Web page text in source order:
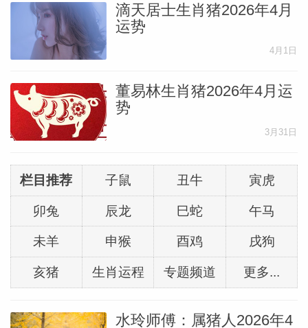
滴天居士生肖猪2026年4月
运势
4月1日
董易林生肖猪2026年4月运
势
3月31日
栏目推荐 子鼠 丑牛 寅虎
卯兔 辰龙 巳蛇 午马
未羊 申猴 酉鸡 戌狗
亥猪 生肖运程 专题频道 更多...
水玲师傅：属猪人2026年4